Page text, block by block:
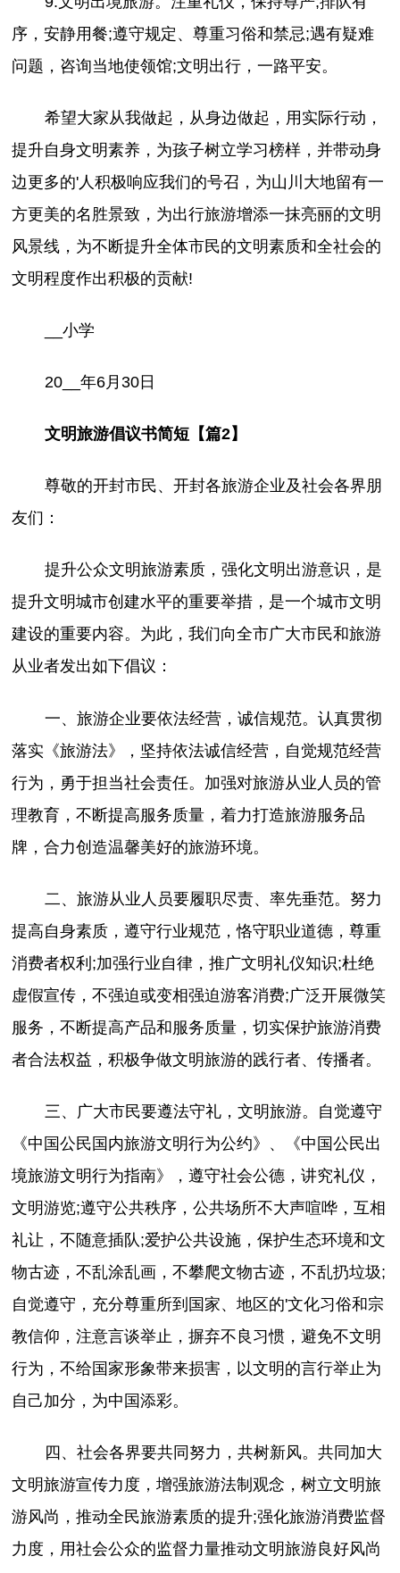
序，安静用餐;遵守规定、尊重习俗和禁忌;遇有疑难
问题，咨询当地使领馆;文明出行，一路平安。
希望大家从我做起，从身边做起，用实际行动，
提升自身文明素养，为孩子树立学习榜样，并带动身
边更多的'人积极响应我们的号召，为山川大地留有一
方更美的名胜景致，为出行旅游增添一抹亮丽的文明
风景线，为不断提升全体市民的文明素质和全社会的
文明程度作出积极的贡献!
__小学
20__年6月30日
文明旅游倡议书简短【篇2】
尊敬的开封市民、开封各旅游企业及社会各界朋
友们：
提升公众文明旅游素质，强化文明出游意识，是
提升文明城市创建水平的重要举措，是一个城市文明
建设的重要内容。为此，我们向全市广大市民和旅游
从业者发出如下倡议：
一、旅游企业要依法经营，诚信规范。认真贯彻
落实《旅游法》，坚持依法诚信经营，自觉规范经营
行为，勇于担当社会责任。加强对旅游从业人员的管
理教育，不断提高服务质量，着力打造旅游服务品
牌，合力创造温馨美好的旅游环境。
二、旅游从业人员要履职尽责、率先垂范。努力
提高自身素质，遵守行业规范，恪守职业道德，尊重
消费者权利;加强行业自律，推广文明礼仪知识;杜绝
虚假宣传，不强迫或变相强迫游客消费;广泛开展微笑
服务，不断提高产品和服务质量，切实保护旅游消费
者合法权益，积极争做文明旅游的践行者、传播者。
三、广大市民要遵法守礼，文明旅游。自觉遵守
《中国公民国内旅游文明行为公约》、《中国公民出
境旅游文明行为指南》，遵守社会公德，讲究礼仪，
文明游览;遵守公共秩序，公共场所不大声喧哗，互相
礼让，不随意插队;爱护公共设施，保护生态环境和文
物古迹，不乱涂乱画，不攀爬文物古迹，不乱扔垃圾;
自觉遵守，充分尊重所到国家、地区的'文化习俗和宗
教信仰，注意言谈举止，摒弃不良习惯，避免不文明
行为，不给国家形象带来损害，以文明的言行举止为
自己加分，为中国添彩。
四、社会各界要共同努力，共树新风。共同加大
文明旅游宣传力度，增强旅游法制观念，树立文明旅
游风尚，推动全民旅游素质的提升;强化旅游消费监督
力度，用社会公众的监督力量推动文明旅游良好风尚